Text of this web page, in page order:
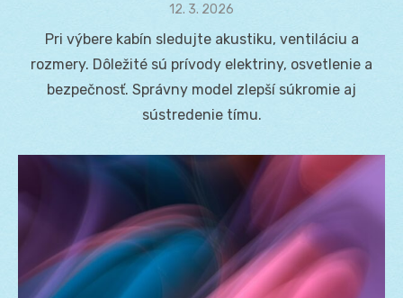
Posted
12. 3. 2026
Pri výbere kabín sledujte akustiku, ventiláciu a
rozmery. Dôležité sú prívody elektriny, osvetlenie a
bezpečnosť. Správny model zlepší súkromie aj
sústredenie tímu.